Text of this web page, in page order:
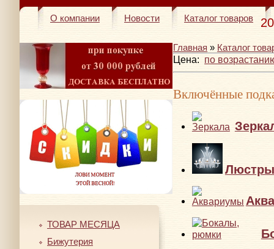
О компании Новости Каталог товаров
ТОВАР МЕСЯЦА
Бижутерия
Главная » Каталог
Цена: по
Включённые
Люстры